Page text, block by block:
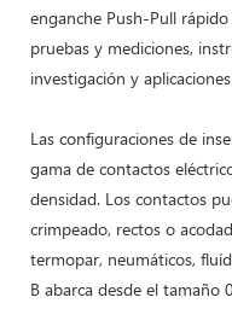
enganche Push-Pull
pruebas y mediciones,
investigación y
Las configuraciones de
gama de contactos
densidad. Los contactos
crimpeado, rectos o
termopar, neumáticos,
B abarca desde el tamaño